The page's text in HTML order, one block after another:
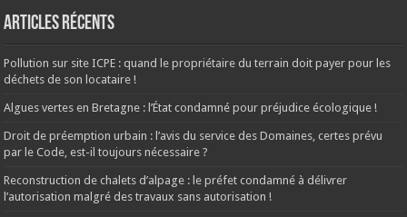
Articles récents
Pollution sur site ICPE : quand le propriétaire du terrain doit payer pour les
déchets de son locataire !
Algues vertes en Bretagne : l’État condamné pour préjudice écologique !
Droit de préemption urbain : l’avis du service des Domaines, certes prévu
par le Code, est-il toujours nécessaire ?
Reconstruction de chalets d’alpage : le préfet condamné à délivrer
l’autorisation malgré des travaux sans autorisation !